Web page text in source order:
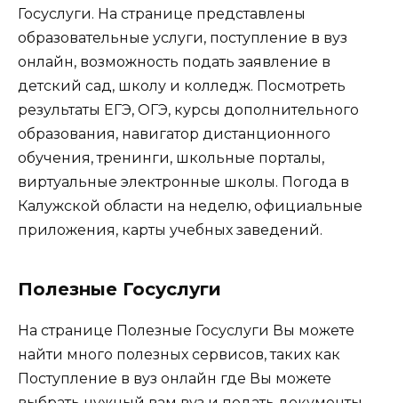
Госуслуги. На странице представлены
образовательные услуги, поступление в вуз
онлайн, возможность подать заявление в
детский сад, школу и колледж. Посмотреть
результаты ЕГЭ, ОГЭ, курсы дополнительного
образования, навигатор дистанционного
обучения, тренинги, школьные порталы,
виртуальные электронные школы. Погода в
Калужской области на неделю, официальные
приложения, карты учебных заведений.
Полезные Госуслуги
На странице Полезные Госуслуги Вы можете
найти много полезных сервисов, таких как
Поступление в вуз онлайн где Вы можете